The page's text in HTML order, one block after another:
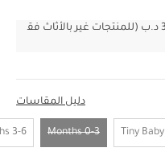
شحن مجاني للطلبات التي تزيد عن 31 د.ب (للمنتجات غير بالأثاث فق
دليل المقاسات
Tiny Baby
0-3 Months
3-6 Months